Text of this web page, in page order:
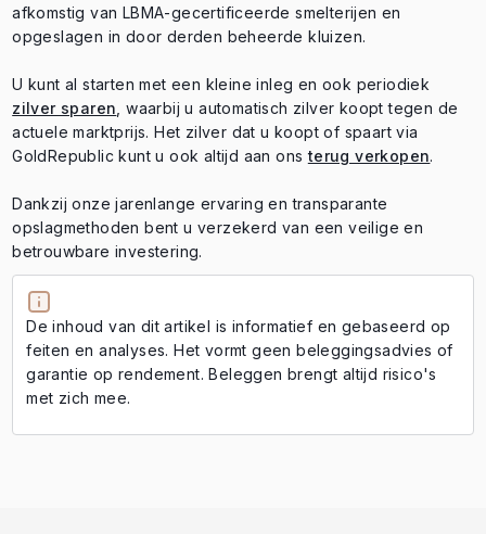
afkomstig van LBMA-gecertificeerde smelterijen en
opgeslagen in door derden beheerde kluizen.
U kunt al starten met een kleine inleg en ook periodiek
zilver sparen , waarbij u automatisch zilver koopt tegen de
actuele marktprijs. Het zilver dat u koopt of spaart via
GoldRepublic kunt u ook altijd aan onsterug verkopen.
Dankzij onze jarenlange ervaring en transparante
opslagmethoden bent u verzekerd van een veilige en
betrouwbare investering.
De inhoud van dit artikel is informatief en gebaseerd op
feiten en analyses. Het vormt geen beleggingsadvies of
garantie op rendement. Beleggen brengt altijd risico's
met zich mee.